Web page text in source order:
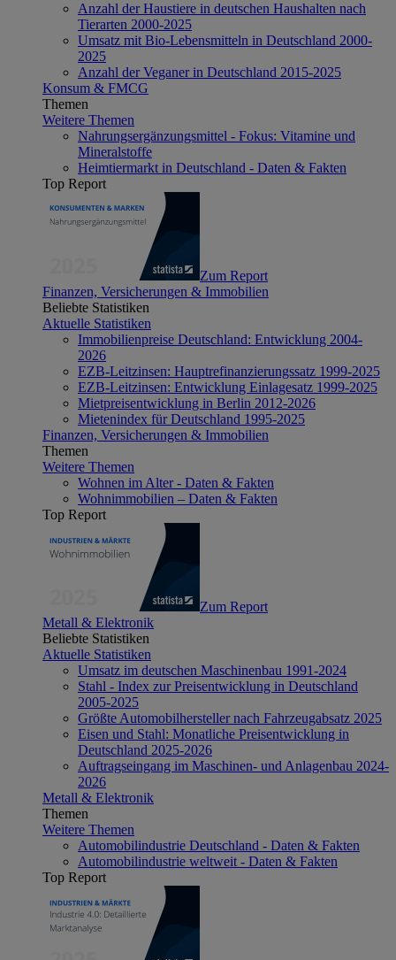
Anzahl der Haustiere in deutschen Haushalten nach
Tierarten 2000-2025
Umsatz mit Bio-Lebensmitteln in Deutschland 2000-
2025
Anzahl der Veganer in Deutschland 2015-2025
Konsum & FMCG
Themen
Weitere Themen
Nahrungsergänzungsmittel - Fokus: Vitamine und
Mineralstoffe
Heimtiermarkt in Deutschland - Daten & Fakten
Top Report
Zum Report
Finanzen, Versicherungen & Immobilien
Beliebte Statistiken
Aktuelle Statistiken
Immobilienpreise Deutschland: Entwicklung 2004-
2026
EZB-Leitzinsen: Hauptrefinanzierungssatz 1999-2025
EZB-Leitzinsen: Entwicklung Einlagesatz 1999-2025
Mietpreisentwicklung in Berlin 2012-2026
Mietenindex für Deutschland 1995-2025
Finanzen, Versicherungen & Immobilien
Themen
Weitere Themen
Wohnen im Alter - Daten & Fakten
Wohnimmobilien – Daten & Fakten
Top Report
Zum Report
Metall & Elektronik
Beliebte Statistiken
Aktuelle Statistiken
Umsatz im deutschen Maschinenbau 1991-2024
Stahl - Index zur Preisentwicklung in Deutschland
2005-2025
Größte Automobilhersteller nach Fahrzeugabsatz 2025
Eisen und Stahl: Monatliche Preisentwicklung in
Deutschland 2025-2026
Auftragseingang im Maschinen- und Anlagenbau 2024-
2026
Metall & Elektronik
Themen
Weitere Themen
Automobilindustrie Deutschland - Daten & Fakten
Automobilindustrie weltweit - Daten & Fakten
Top Report